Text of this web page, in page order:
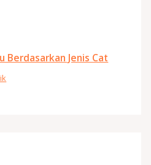
Berdasarkan Jenis Cat